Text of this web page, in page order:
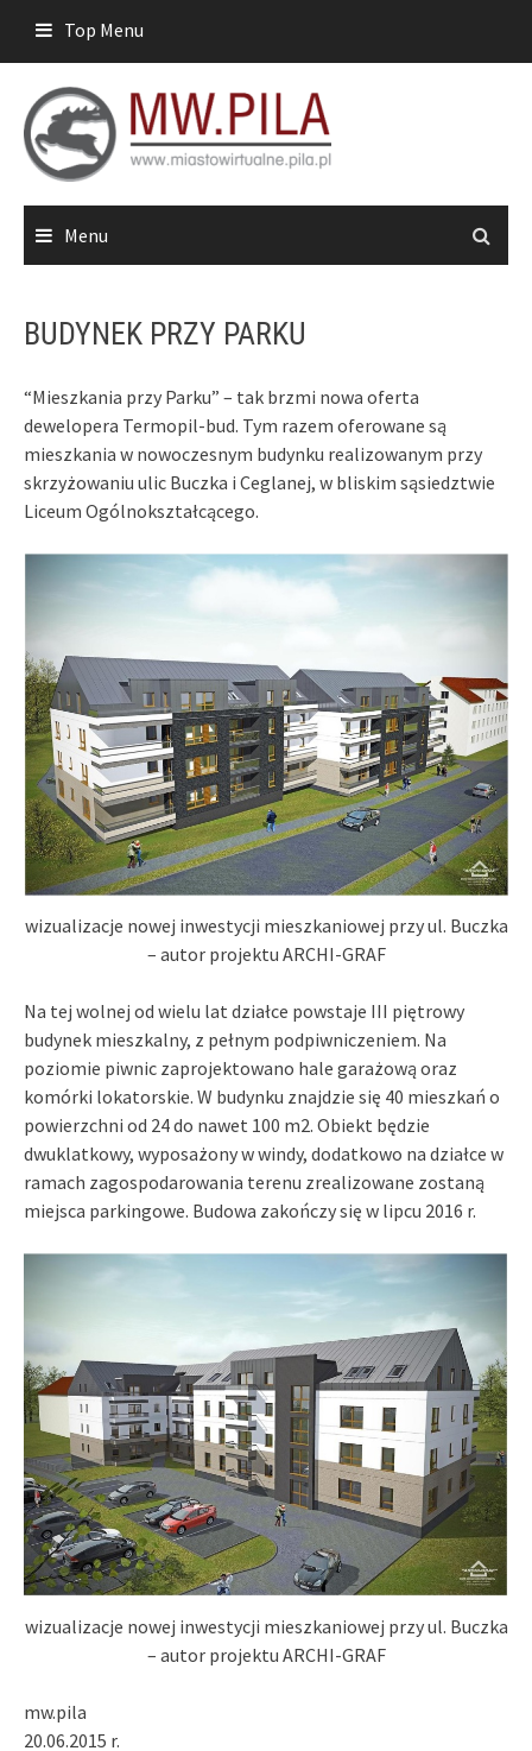
content
Top Menu
Menu
BUDYNEK PRZY PARKU
“Mieszkania przy Parku” – tak brzmi nowa oferta
dewelopera Termopil-bud. Tym razem oferowane są
mieszkania w nowoczesnym budynku realizowanym przy
skrzyżowaniu ulic Buczka i Ceglanej, w bliskim sąsiedztwie
Liceum Ogólnokształcącego.
wizualizacje nowej inwestycji mieszkaniowej przy ul. Buczka
– autor projektu ARCHI-GRAF
Na tej wolnej od wielu lat działce powstaje III piętrowy
budynek mieszkalny, z pełnym podpiwniczeniem. Na
poziomie piwnic zaprojektowano hale garażową oraz
komórki lokatorskie. W budynku znajdzie się 40 mieszkań o
powierzchni od 24 do nawet 100 m2. Obiekt będzie
dwuklatkowy, wyposażony w windy, dodatkowo na działce w
ramach zagospodarowania terenu zrealizowane zostaną
miejsca parkingowe. Budowa zakończy się w lipcu 2016 r.
wizualizacje nowej inwestycji mieszkaniowej przy ul. Buczka
– autor projektu ARCHI-GRAF
mw.pila
20.06.2015 r.